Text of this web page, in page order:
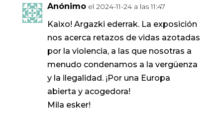
Anónimo el 2024-11-24 a las 11:47
Kaixo! Argazki ederrak. La exposición
nos acerca retazos de vidas azotadas
por la violencia, a las que nosotras a
menudo condenamos a la vergüenza
y la ilegalidad. ¡Por una Europa
abierta y acogedora!
Mila esker!